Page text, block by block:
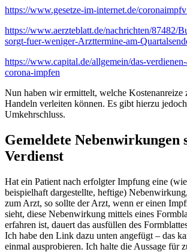
https://www.gesetze-im-internet.de/
https://www.aerzteblatt.de/nachrichten/87482/
sorgt-fuer-weniger-Arzttermine-am-
https://www.capital.de/allgemein/das-
corona-impfen
Nun haben wir ermittelt, welche Kostenanreize
Handeln verleiten können. Es gibt hierzu
Umkehrschluss.
Gemeldete Nebenwirkungen
Verdienst
Hat ein Patient nach erfolgter Impfung eine
beispielhaft dargestellte, heftige)
zum Arzt, so sollte der Arzt, wenn er einen
sieht, diese Nebenwirkung mittels eines
erfahren ist, dauert das ausfüllen des
Ich habe den Link dazu unten angefügt – das
einmal ausprobieren. Ich halte die Aussage für